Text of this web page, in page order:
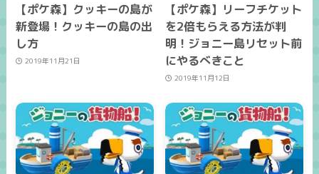
【ポケ森】クッキーの島が
新登場！クッキーの島の出
し方
2019年11月21日
【ポケ森】リーフチケット
を2倍もらえる方法が判
明！ジョニー島リセット前
にやるべきこと
2019年11月12日